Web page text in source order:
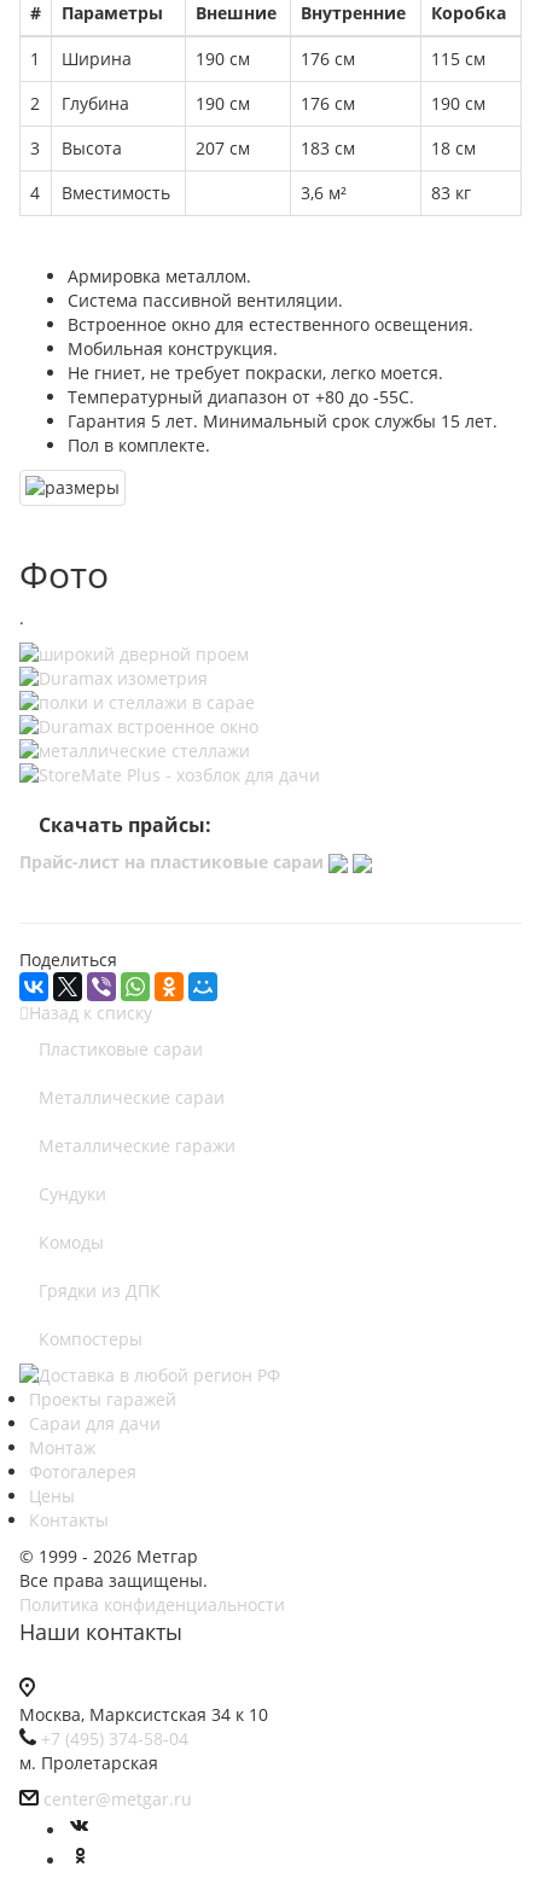
# Параметры Внешние Внутренние
Коробка
1
Ширина 190 см 176 см
115 см
2
Глубина 190 см 176 см
190 см
3
Высота 207 см 183 см
18 см
4
Вместимость 3,6 м² 83 кг
Армировка металлом.
Система пассивной вентиляции.
Встроенное окно для естественного освещения.
Мобильная конструкция.
Не гниет, не требует покраски, легко моется.
Температурный диапазон от +80 до -55С.
Гарантия 5 лет. Минимальный срок службы 15 лет.
Пол в комплекте.
Фото
.
Скачать прайсы:
Прайс-лист на пластиковые сараи
Поделиться
Назад к списку
Пластиковые сараи
Металлические сараи
Металлические гаражи
Сундуки
Комоды
Грядки из ДПК
Компостеры
Проекты гаражей
Сараи для дачи
Монтаж
Фотогалерея
Цены
Контакты
© 1999 - 2026 Метгар
Все права защищены.
Политика конфиденциальности
Наши контакты
Москва, Марксистская 34 к 10
+7 (495) 374-58-04
м. Пролетарская
center@metgar.ru